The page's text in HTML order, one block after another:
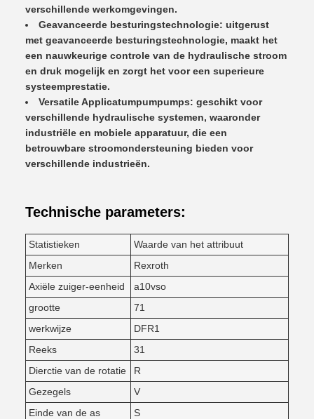
verschillende werkomgevingen.
Geavanceerde besturingstechnologie: uitgerust
met geavanceerde besturingstechnologie, maakt het
een nauwkeurige controle van de hydraulische stroom
en druk mogelijk en zorgt het voor een superieure
systeemprestatie.
Versatile Applicatumpumpumps: geschikt voor
verschillende hydraulische systemen, waaronder
industriële en mobiele apparatuur, die een
betrouwbare stroomondersteuning bieden voor
verschillende industrieën.
Technische parameters:
Statistieken
Waarde van het attribuut
Merken
Rexroth
Axiële zuiger-eenheid
a10vso
grootte
71
werkwijze
DFR1
Reeks
31
Dierctie van de rotatie
R
Gezegels
V
Einde van de as
S